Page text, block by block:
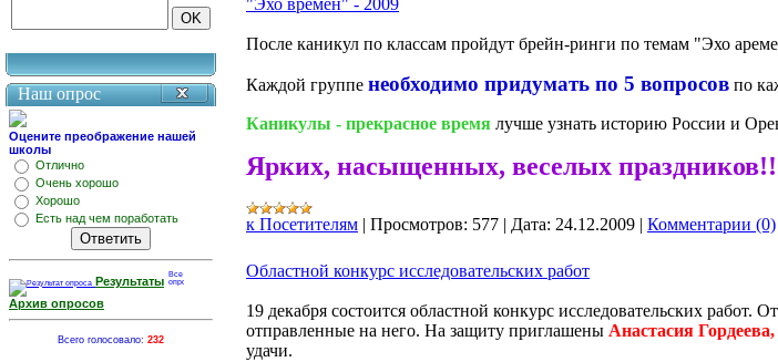
Наш опрос
Оцените преображение нашей
школы
Отлично
Очень хорошо
Хорошо
Есть над чем поработать
Результаты
Архив опросов
Всего голосовало: 232
"Эхо времен" - 2009
После каникул по классам пройдут брейн-ринги по темам "Эхо
Каждой группе необходимо придумать по 5 вопросов по
Каникулы - прекрасное время лучше узнать историю России и
Ярких, насыщенных, веселых
к Посетителям | Просмотров: 577 | Дата: 24.12.2009 | Комментарии (0)
Областной конкурс исследовательских работ
19 декабря состоится областной конкурс исследовательских
отправленные на него. На защиту приглашены Анастасия
удачи.